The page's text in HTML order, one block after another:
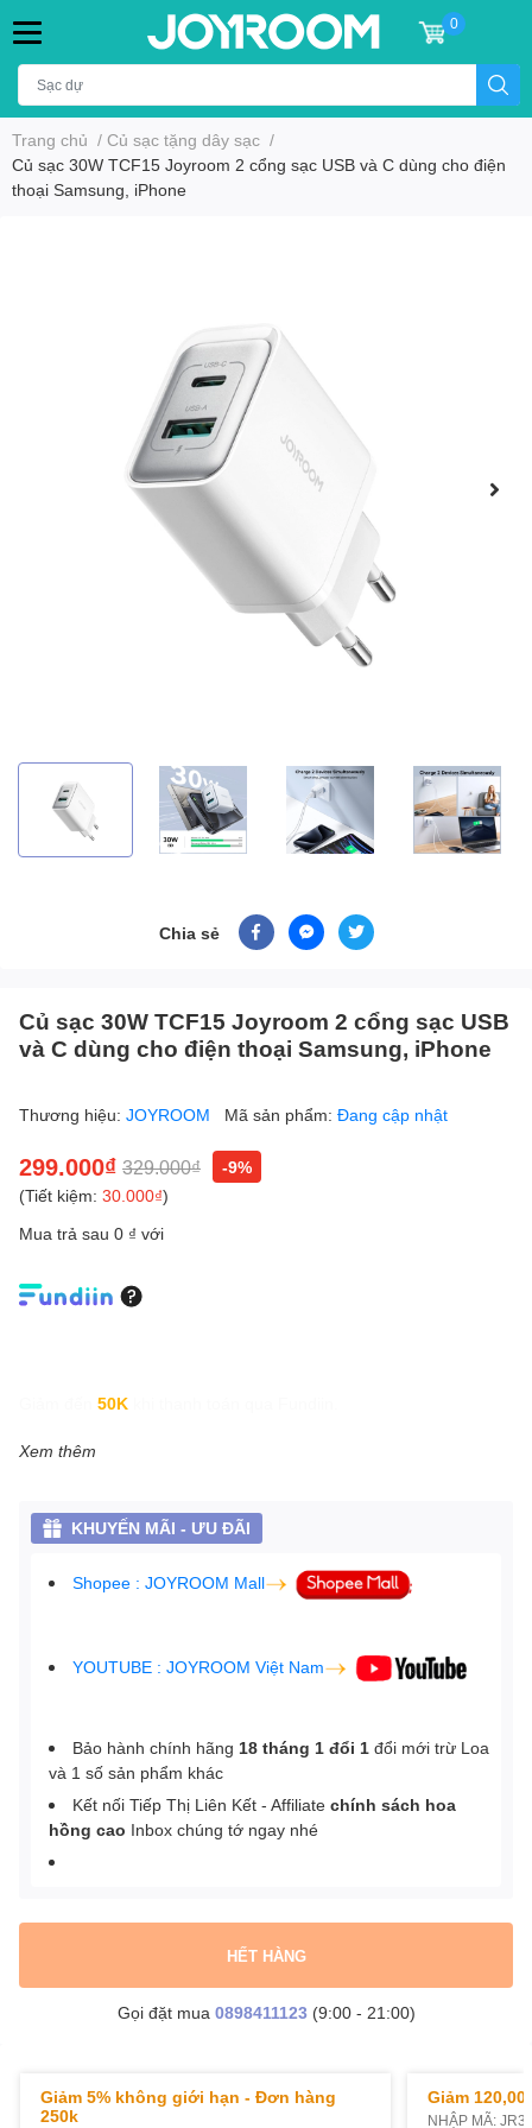
0
Trang chủ / Củ sạc tặng dây sạc /
Củ sạc 30W TCF15 Joyroom 2 cổng sạc USB và C dùng cho điện
thoại Samsung, iPhone
Chia sẻ
Củ sạc 30W TCF15 Joyroom 2 cổng sạc USB
và C dùng cho điện thoại Samsung, iPhone
Thương hiệu: JOYROOM Mã sản phẩm: Đang cập nhật
299.000₫ 329.000₫
-9%
(Tiết kiệm: 30.000₫)
Mua trả sau 0 ₫ với
50K
Xem thêm
KHUYẾN MÃI - ƯU ĐÃI
Shopee : JOYROOM Mall
YOUTUBE : JOYROOM Việt Nam
Bảo hành chính hãng 18 tháng 1 đổi 1 đổi mới trừ Loa
và 1 số sản phẩm khác
Kết nối Tiếp Thị Liên Kết - Affiliate chính sách hoa
hồng cao Inbox chúng tớ ngay nhé
HẾT HÀNG
Gọi đặt mua 0898411123(9:00 - 21:00)
Giảm 5% không giới hạn - Đơn hàng
250k
Giảm
NHẬP MÃ: